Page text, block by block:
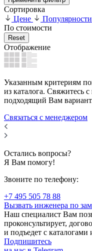
Сортировка
Цене
Популярности
По стоимости
Reset
Отображение
Указанным критериям
из каталога. Свяжитесь
подходящий Вам
Связаться с менеджером
Остались вопросы?
Я Вам помогу!
Звоните по телефону:
+7 495 505 78 88
Вызвать инженера по
Наш специалист Вам
проконсультирует,
и подъедет с каталогами
Подпишитесь